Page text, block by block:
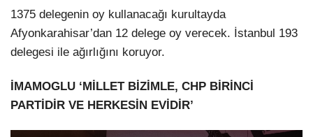
1375 delegenin oy kullanacağı kurultayda
Afyonkarahisar’dan 12 delege oy verecek. İstanbul 193
delegesi ile ağırlığını koruyor.
İMAMOGLU ‘MİLLET BİZİMLE, CHP BİRİNCİ
PARTİDİR VE HERKESİN EVİDİR’